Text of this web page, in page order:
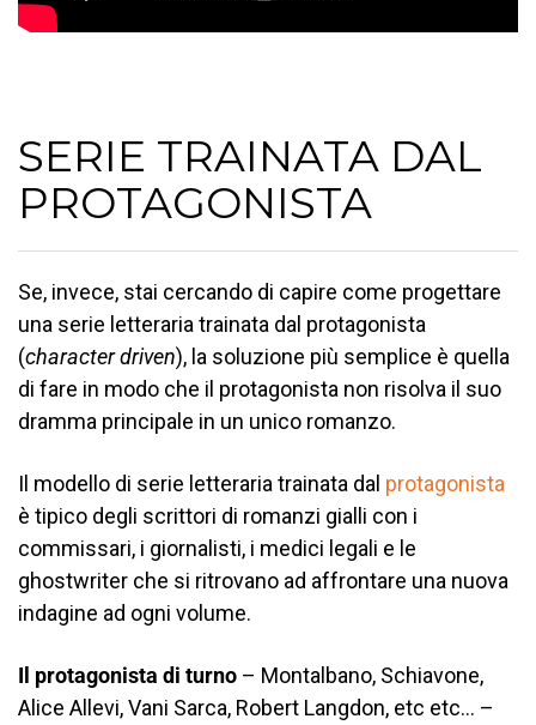
SERIE TRAINATA DAL
PROTAGONISTA
Se, invece, stai cercando di capire come progettare
una serie letteraria trainata dal protagonista
(character driven), la soluzione più semplice è quella
di fare in modo che il protagonista non risolva il suo
dramma principale in un unico romanzo.
Il modello di serie letteraria trainata dal protagonista
è tipico degli scrittori di romanzi gialli con i
commissari, i giornalisti, i medici legali e le
ghostwriter che si ritrovano ad affrontare una nuova
indagine ad ogni volume.
Il protagonista di turno – Montalbano, Schiavone,
Alice Allevi, Vani Sarca, Robert Langdon, etc etc… –